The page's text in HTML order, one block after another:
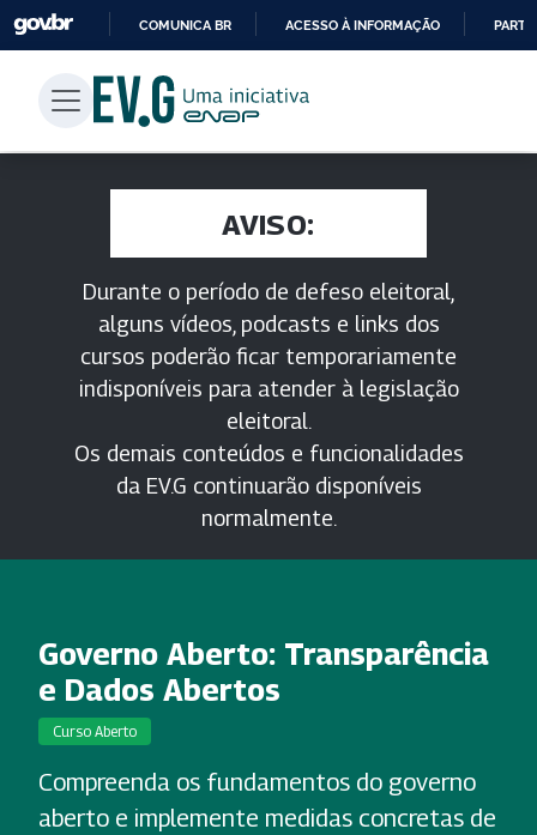
PARA
CONTEÚDO
COMUNICA BR ACESSO À INFORMAÇÃO
AVISO:
Durante o período de defeso eleitoral,
alguns vídeos, podcasts e links dos
cursos poderão ficar temporariamente
indisponíveis para atender à legislação
eleitoral.
Os demais conteúdos e funcionalidades
da EV.G continuarão disponíveis
normalmente.
Governo Aberto: Transparência
e Dados Abertos
Curso Aberto
Compreenda os fundamentos do governo
aberto e implemente medidas concretas de